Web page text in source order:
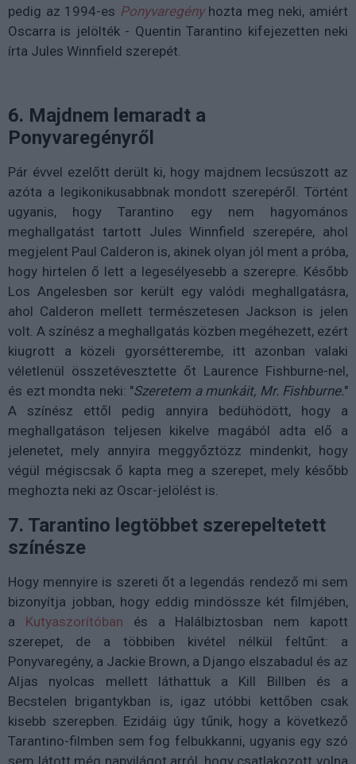
pedig az 1994-es Ponyvaregényhozta meg neki, amiért
Oscarra is jelölték - Quentin Tarantino kifejezetten neki
írta Jules Winnfield szerepét.
6. Majdnem lemaradt a
Ponyvaregényről
Pár évvel ezelőtt derült ki, hogy majdnem lecsúszott az
azóta a legikonikusabbnak mondott szerepéről. Történt
ugyanis, hogy Tarantino egy nem hagyomános
meghallgatást tartott Jules Winnfield szerepére, ahol
megjelent Paul Calderon is, akinek olyan jól ment a próba,
hogy hirtelen ő lett a legesélyesebb a szerepre. Később
Los Angelesben sor került egy valódi meghallgatásra,
ahol Calderon mellett természetesen Jackson is jelen
volt. A színész a meghallgatás közben megéhezett, ezért
kiugrott a közeli gyorsétterembe, itt azonban valaki
véletlenül összetévesztette őt Laurence Fishburne-nel,
és ezt mondta neki: "Szeretem a munkáit, Mr. Fishburne."
A színész ettől pedig annyira bedühödött, hogy a
meghallgatáson teljesen kikelve magából adta elő a
jelenetet, mely annyira meggyőztözz mindenkit, hogy
végül mégiscsak ő kapta meg a szerepet, mely később
meghozta neki az Oscar-jelölést is.
7. Tarantino legtöbbet szerepeltetett
színésze
Hogy mennyire is szereti őt a legendás rendező mi sem
bizonyítja jobban, hogy eddig mindössze két filmjében,
a Kutyaszorítóban és a Halálbiztosban nem kapott
szerepet, de a többiben kivétel nélkül feltűnt: a
Ponyvaregény, a Jackie Brown, a Django elszabadul és az
Aljas nyolcas mellett láthattuk a Kill Billben és a
Becstelen brigantykban is, igaz utóbbi kettőben csak
kisebb szerepben. Ezidáig úgy tűnik, hogy a következő
Tarantino-filmben sem fog felbukkanni, ugyanis egy szó
sem látott még napvilágot arról, hogy csatlakozott volna